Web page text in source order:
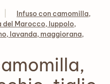
Infuso con camomilla,
del Marocco, luppolo,
lavanda, maggiorana,